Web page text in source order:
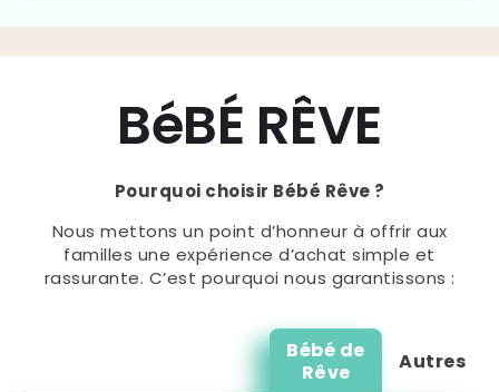
BéBÉ RÊVE
Pourquoi choisir Bébé Rêve ?
Nous mettons un point d’honneur à offrir aux
familles une expérience d’achat simple et
rassurante. C’est pourquoi nous garantissons :
Bébé de
Rêve
Autres